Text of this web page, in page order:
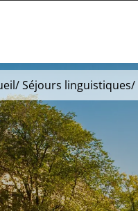
/Séjours linguistiques/